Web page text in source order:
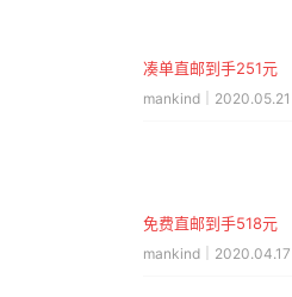
凑单直邮到手251元
mankind｜2020.05.21
免费直邮到手518元
mankind｜2020.04.17